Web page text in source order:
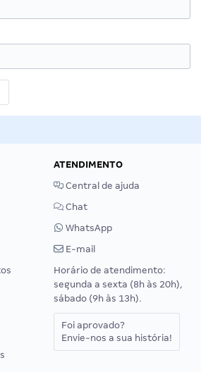
ATENDIMENTO
Central de ajuda
Chat
WhatsApp
E-mail
Horário de atendimento:
segunda a sexta (8h às 20h),
sábado (9h às 13h).
Foi aprovado?
Envie-nos a sua história!